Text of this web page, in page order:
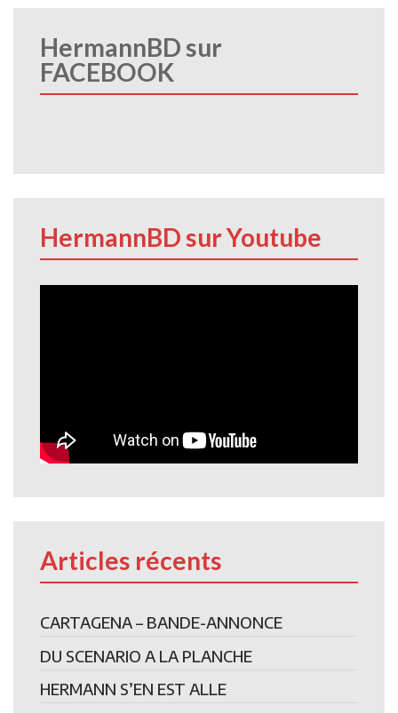
HermannBD sur
FACEBOOK
HermannBD sur Youtube
Articles récents
CARTAGENA – BANDE-ANNONCE
DU SCENARIO A LA PLANCHE
HERMANN S’EN EST ALLE